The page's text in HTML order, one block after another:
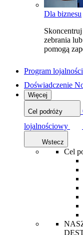
Dla biznesu
zebrania
pomogą
Program
Doświadczenie
Więcej
Cel podróży
lojalnościowy
Wstecz
Cel